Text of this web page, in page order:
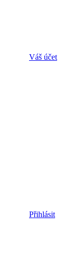
Váš účet
Přihlásit